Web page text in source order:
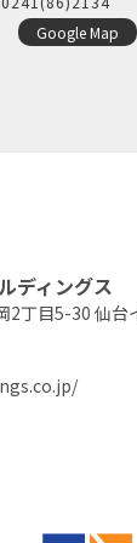
Google Map
ディングス
2丁目5-30 仙台